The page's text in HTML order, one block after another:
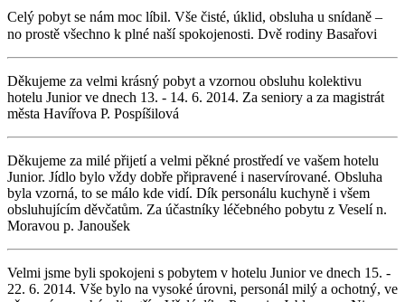
Celý pobyt se nám moc líbil. Vše čisté, úklid, obsluha u snídaně –
no prostě všechno k plné naší spokojenosti. Dvě rodiny Basařovi
Děkujeme za velmi krásný pobyt a vzornou obsluhu kolektivu
hotelu Junior ve dnech 13. - 14. 6. 2014. Za seniory a za magistrát
města Havířova P. Pospíšilová
Děkujeme za milé přijetí a velmi pěkné prostředí ve vašem hotelu
Junior. Jídlo bylo vždy dobře připravené i naservírované. Obsluha
byla vzorná, to se málo kde vidí. Dík personálu kuchyně i všem
obsluhujícím děvčatům. Za účastníky léčebného pobytu z Veselí n.
Moravou p. Janoušek
Velmi jsme byli spokojeni s pobytem v hotelu Junior ve dnech 15. -
22. 6. 2014. Vše bylo na vysoké úrovni, personál milý a ochotný, ve